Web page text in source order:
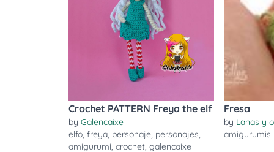
Crochet PATTERN Freya the elf
by Galencaixe
elfo, freya, personaje, personajes,
amigurumi, crochet, galencaixe
Fresa
by Lanas y
amigurumis